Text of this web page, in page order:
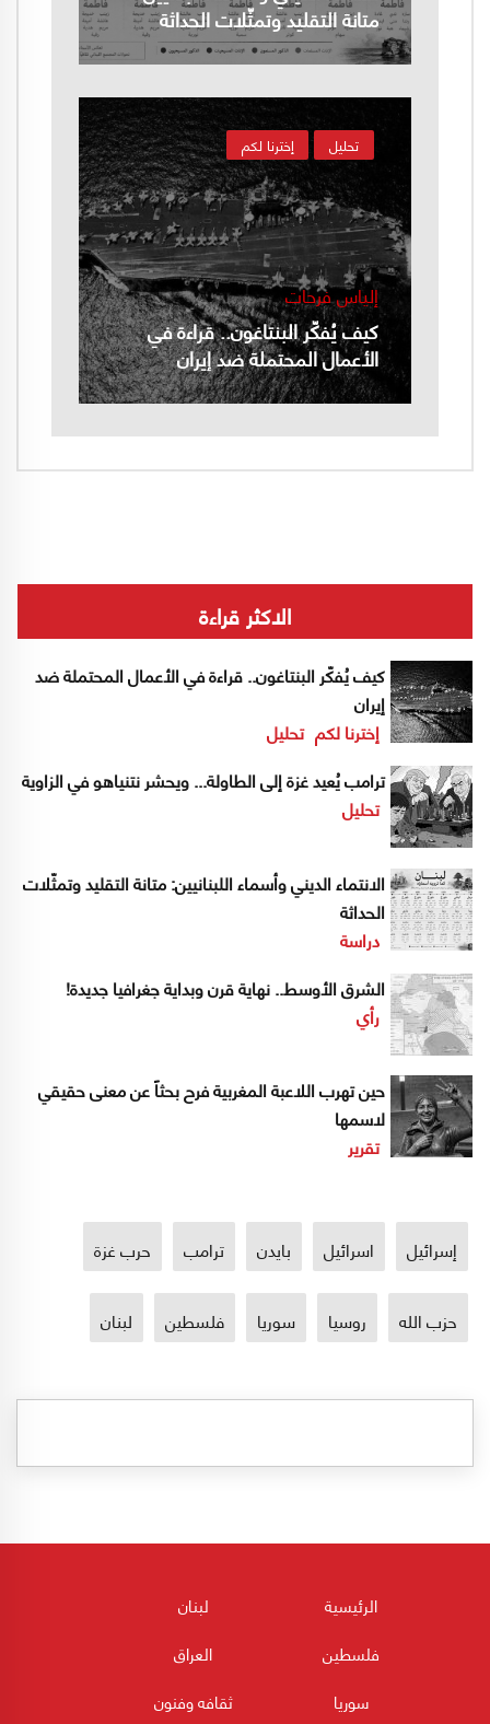
متانة التقليد وتمثّلات الحداثة
إخترنا لكم تحليل
إلياس فرحات
كيف يُفكّر البنتاغون.. قراءة في
الأعمال المحتملة ضد إيران
الاكثر قراءة
كيف يُفكّر البنتاغون.. قراءة في الأعمال المحتملة ضد
إيران
إخترنا لكم تحليل
ترامب يُعيد غزة إلى الطاولة... ويحشر نتنياهو في الزاوية
تحليل
الانتماء الديني وأسماء اللبنانيين: متانة التقليد وتمثّلات
الحداثة
دراسة
الشرق الأوسط.. نهاية قرن وبداية جغرافيا جديدة!
رأي
حين تهرب اللاعبة المغربية فرح بحثاً عن معنى حقيقي
لاسمها
تقرير
إسرائيل اسرائيل بايدن ترامب حرب غزة
حزب الله روسيا سوريا فلسطين لبنان
الرئيسية
لبنان
فلسطين
العراق
سوريا
ثقافه وفنون